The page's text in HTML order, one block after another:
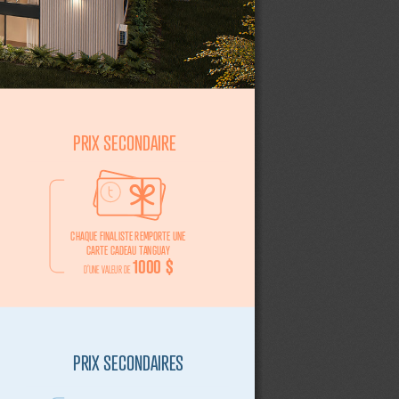
                  PRIX SECONDAIRE
                  PRIX SECONDAIRES
CHAQUE FINALISTE REMPORTE UNE
CARTE CADEAU TANGUAY
D’UNE VALEUR DE 1000 $